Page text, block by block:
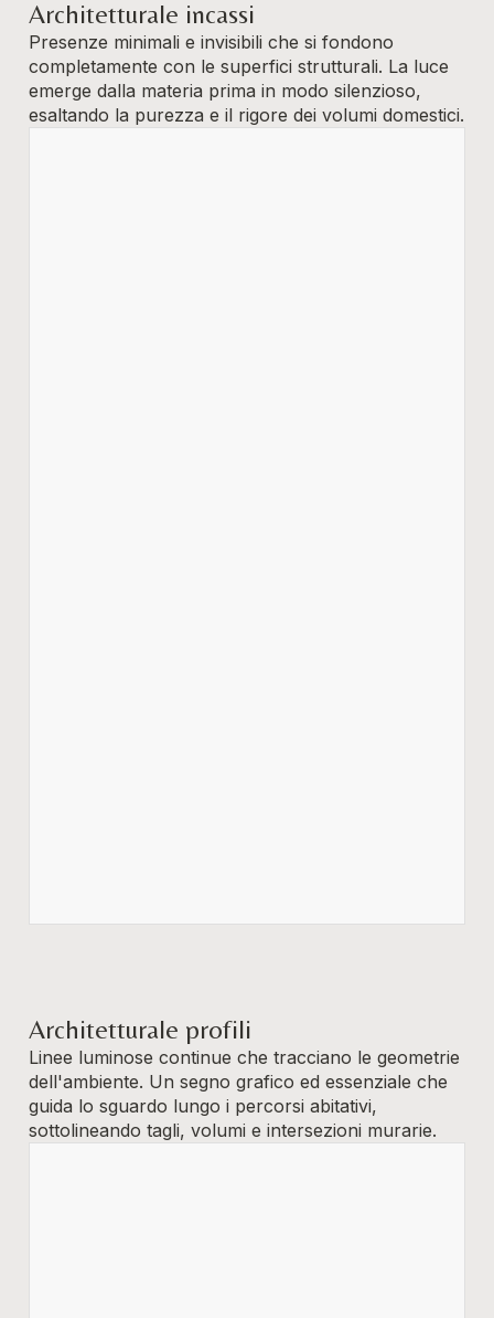
Architetturale incassi
Presenze minimali e invisibili che si fondono
completamente con le superfici strutturali. La luce
emerge dalla materia prima in modo silenzioso,
esaltando la purezza e il rigore dei volumi domestici.
Architetturale profili
Linee luminose continue che tracciano le geometrie
dell'ambiente. Un segno grafico ed essenziale che
guida lo sguardo lungo i percorsi abitativi,
sottolineando tagli, volumi e intersezioni murarie.